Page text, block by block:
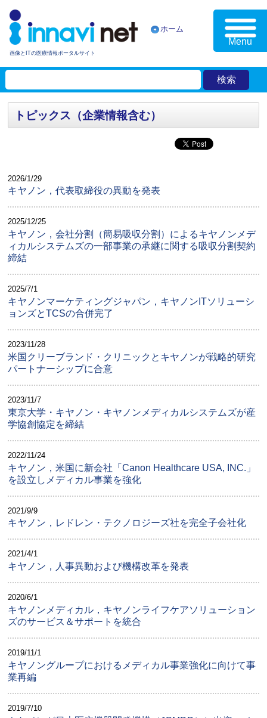
画像とITの医療情報ポータルサイト
ホーム
Menu
トピックス（企業情報含む）
2026/1/29
キヤノン，代表取締役の異動を発表
2025/12/25
キヤノン，会社分割（簡易吸収分割）によるキヤノンメデ
ィカルシステムズの一部事業の承継に関する吸収分割契約
締結
2025/7/1
キヤノンマーケティングジャパン，キヤノンITソリューシ
ョンズとTCSの合併完了
2023/11/28
米国クリーブランド・クリニックとキヤノンが戦略的研究
パートナーシップに合意
2023/11/7
東京大学・キヤノン・キヤノンメディカルシステムズが産
学協創協定を締結
2022/11/24
キヤノン，米国に新会社「Canon Healthcare USA, INC.」
を設立しメディカル事業を強化
2021/9/9
キヤノン，レドレン・テクノロジーズ社を完全子会社化
2021/4/1
キヤノン，人事異動および機構改革を発表
2020/6/1
キヤノンメディカル，キヤノンライフケアソリューション
ズのサービス＆サポートを統合
2019/11/1
キヤノングループにおけるメディカル事業強化に向けて事
業再編
2019/7/10